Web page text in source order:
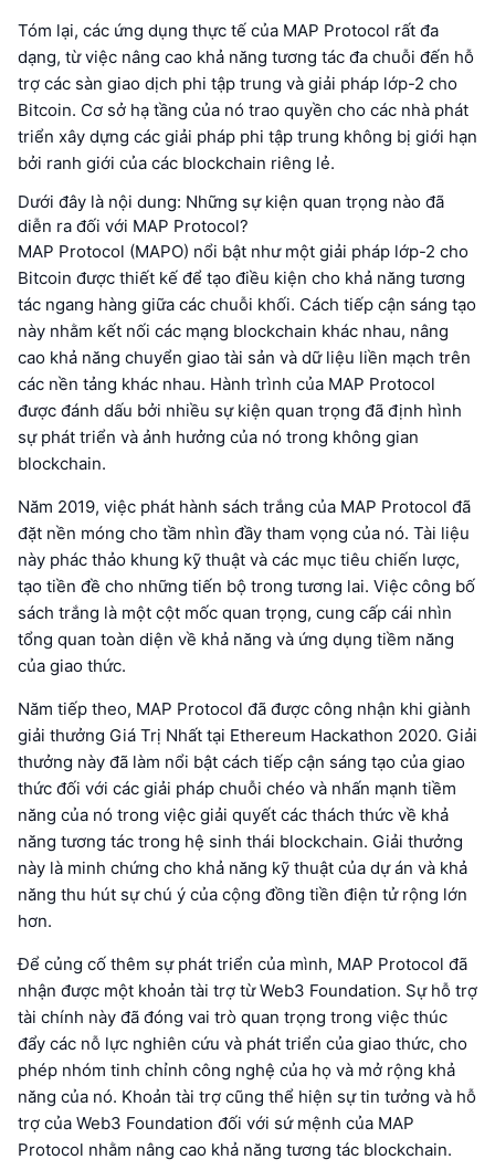
Tóm lại, các ứng dụng thực tế của MAP Protocol rất đa
dạng, từ việc nâng cao khả năng tương tác đa chuỗi đến hỗ
trợ các sàn giao dịch phi tập trung và giải pháp lớp-2 cho
Bitcoin. Cơ sở hạ tầng của nó trao quyền cho các nhà phát
triển xây dựng các giải pháp phi tập trung không bị giới hạn
bởi ranh giới của các blockchain riêng lẻ.
Dưới đây là nội dung: Những sự kiện quan trọng nào đã
diễn ra đối với MAP Protocol?
MAP Protocol (MAPO) nổi bật như một giải pháp lớp-2 cho
Bitcoin được thiết kế để tạo điều kiện cho khả năng tương
tác ngang hàng giữa các chuỗi khối. Cách tiếp cận sáng tạo
này nhằm kết nối các mạng blockchain khác nhau, nâng
cao khả năng chuyển giao tài sản và dữ liệu liền mạch trên
các nền tảng khác nhau. Hành trình của MAP Protocol
được đánh dấu bởi nhiều sự kiện quan trọng đã định hình
sự phát triển và ảnh hưởng của nó trong không gian
blockchain.
Năm 2019, việc phát hành sách trắng của MAP Protocol đã
đặt nền móng cho tầm nhìn đầy tham vọng của nó. Tài liệu
này phác thảo khung kỹ thuật và các mục tiêu chiến lược,
tạo tiền đề cho những tiến bộ trong tương lai. Việc công bố
sách trắng là một cột mốc quan trọng, cung cấp cái nhìn
tổng quan toàn diện về khả năng và ứng dụng tiềm năng
của giao thức.
Năm tiếp theo, MAP Protocol đã được công nhận khi giành
giải thưởng Giá Trị Nhất tại Ethereum Hackathon 2020. Giải
thưởng này đã làm nổi bật cách tiếp cận sáng tạo của giao
thức đối với các giải pháp chuỗi chéo và nhấn mạnh tiềm
năng của nó trong việc giải quyết các thách thức về khả
năng tương tác trong hệ sinh thái blockchain. Giải thưởng
này là minh chứng cho khả năng kỹ thuật của dự án và khả
năng thu hút sự chú ý của cộng đồng tiền điện tử rộng lớn
hơn.
Để củng cố thêm sự phát triển của mình, MAP Protocol đã
nhận được một khoản tài trợ từ Web3 Foundation. Sự hỗ trợ
tài chính này đã đóng vai trò quan trọng trong việc thúc
đẩy các nỗ lực nghiên cứu và phát triển của giao thức, cho
phép nhóm tinh chỉnh công nghệ của họ và mở rộng khả
năng của nó. Khoản tài trợ cũng thể hiện sự tin tưởng và hỗ
trợ của Web3 Foundation đối với sứ mệnh của MAP
Protocol nhằm nâng cao khả năng tương tác blockchain.